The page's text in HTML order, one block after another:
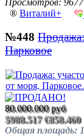
Просмотров: 9677
® Виталий+
№448
Парковое
80.000.000 руб
$988.517 €858.460
Общая площадь: